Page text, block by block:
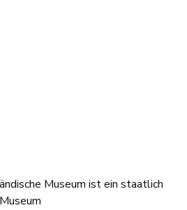
Museum ist ein staatlich